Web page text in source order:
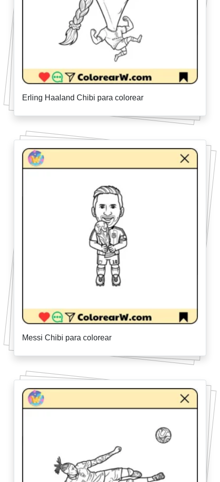
Erling Haaland Chibi para colorear
Messi Chibi para colorear